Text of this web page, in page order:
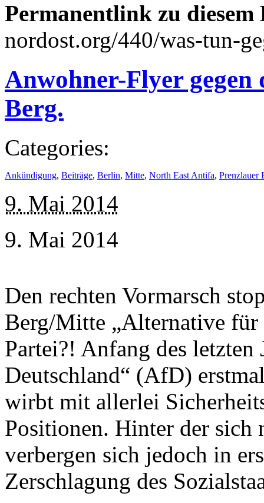
Permanentlink zu
nordost.org/440/was-tun-
Anwohner-Flyer
Berg.
Categories:
Ankündigung, Beiträge, Berlin, Mitte, North East Antifa, Prenzlauer
9. Mai 2014
9. Mai 2014
Den rechten Vormarsch
Berg/Mitte „Alternative für
Partei?! Anfang des
Deutschland“ (AfD)
wirbt mit allerlei
Positionen. Hinter der sich
verbergen sich jedoch in
Zerschlagung des